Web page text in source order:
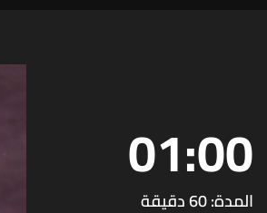
01:00
المدة: 60 دقيقة